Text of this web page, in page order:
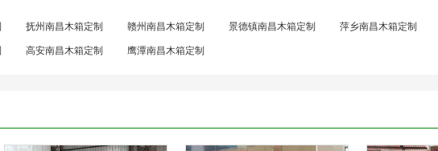
抚州南昌木箱定制 赣州南昌木箱定制 景德镇南昌木箱定制 萍乡南昌木箱定制
高安南昌木箱定制 鹰潭南昌木箱定制